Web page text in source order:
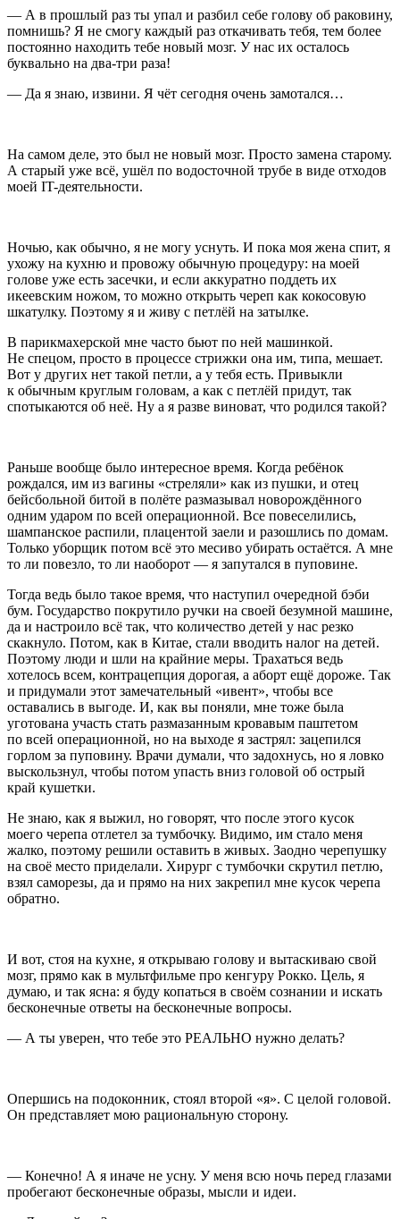
— А в прошлый раз ты упал и разбил себе голову об раковину,
помнишь? Я не смогу каждый раз откачивать тебя, тем более
постоянно находить тебе новый мозг. У нас их осталось
буквально на два-три раза!
— Да я знаю, извини. Я чёт сегодня очень замотался…
На самом деле, это был не новый мозг. Просто замена старому.
А старый уже всё, ушёл по водосточной трубе в виде отходов
моей IT-деятельности.
Ночью, как обычно, я не могу уснуть. И пока моя жена спит, я
ухожу на кухню и провожу обычную процедуру: на моей
голове уже есть засечки, и если аккуратно поддеть их
икеевским ножом, то можно открыть череп как кокосовую
шкатулку. Поэтому я и живу с петлёй на затылке.
В парикмахерской мне часто бьют по ней машинкой.
Не спецом, просто в процессе стрижки она им, типа, мешает.
Вот у других нет такой петли, а у тебя есть. Привыкли
к обычным круглым головам, а как с петлёй придут, так
спотыкаются об неё. Ну а я разве виноват, что родился такой?
Раньше вообще было интересное время. Когда ребёнок
рождался, им из вагины «стреляли» как из пушки, и отец
бейсбольной битой в полёте размазывал новорождённого
одним ударом по всей операционной. Все повеселились,
шампанское распили, плацентой заели и разошлись по домам.
Только уборщик потом всё это месиво убирать остаётся. А мне
то ли повезло, то ли наоборот — я запутался в пуповине.
Тогда ведь было такое время, что наступил очередной бэби
бум. Государство покрутило ручки на своей безумной машине,
да и настроило всё так, что количество детей у нас резко
скакнуло. Потом, как в Китае, стали вводить налог на детей.
Поэтому люди и шли на крайние меры. Трахаться ведь
хотелось всем, контрацепция дорогая, а аборт ещё дороже. Так
и придумали этот замечательный «ивент», чтобы все
оставались в выгоде. И, как вы поняли, мне тоже была
уготована участь стать размазанным кровавым паштетом
по всей операционной, но на выходе я застрял: зацепился
горлом за пуповину. Врачи думали, что задохнусь, но я ловко
выскользнул, чтобы потом упасть вниз головой об острый
край кушетки.
Не знаю, как я выжил, но говорят, что после этого кусок
моего черепа отлетел за тумбочку. Видимо, им стало меня
жалко, поэтому решили оставить в живых. Заодно черепушку
на своё место приделали. Хирург с тумбочки скрутил петлю,
взял саморезы, да и прямо на них закрепил мне кусок черепа
обратно.
И вот, стоя на кухне, я открываю голову и вытаскиваю свой
мозг, прямо как в мультфильме про кенгуру Рокко. Цель, я
думаю, и так ясна: я буду копаться в своём сознании и искать
бесконечные ответы на бесконечные вопросы.
— А ты уверен, что тебе это РЕАЛЬНО нужно делать?
Опершись на подоконник, стоял второй «я». С целой головой.
Он представляет мою рациональную сторону.
— Конечно! А я иначе не усну. У меня всю ночь перед глазами
пробегают бесконечные образы, мысли и идеи.